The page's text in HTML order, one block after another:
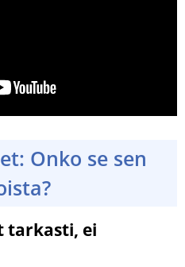
Onko se sen
tarkasti, ei